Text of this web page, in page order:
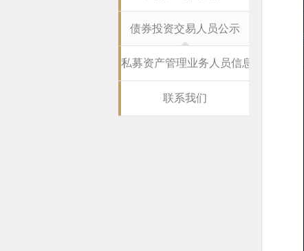
债券投资交易人员公示
私募资产管理业务人员信息公示
联系我们